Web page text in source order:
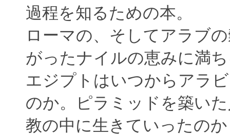
過程を知るための本。
ローマの、そしてアラブ
がったナイルの恵みに満
エジプトはいつからアラ
のか。ピラミッドを築い
教の中に生きていったの